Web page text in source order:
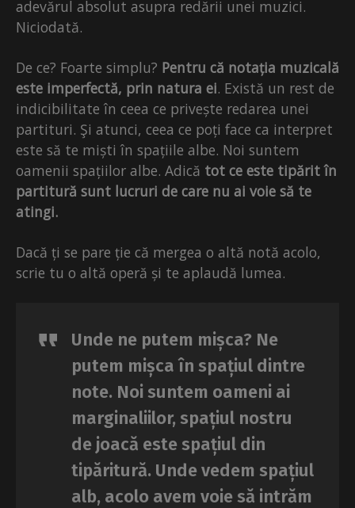
adevărul absolut asupra redării unei muzici.
Niciodată.
De ce? Foarte simplu? Pentru că notația muzicală
este imperfectă, prin natura ei. Există un rest de
indicibilitate în ceea ce privește redarea unei
partituri. Şi atunci, ceea ce poți face ca interpret
este să te miști în spațiile albe. Noi suntem
oamenii spațiilor albe. Adică tot ce este tipărit în
partitură sunt lucruri de care nu ai voie să te
atingi.
Dacă ți se pare ție că mergea o altă notă acolo,
scrie tu o altă operă și te aplaudă lumea.
Unde ne putem mișca? Ne
putem mișca în spațiul dintre
note. Noi suntem oameni ai
marginaliilor, spațiul nostru
de joacă este spațiul din
tipăritură. Unde vedem spațiul
alb, acolo avem voie să intrăm